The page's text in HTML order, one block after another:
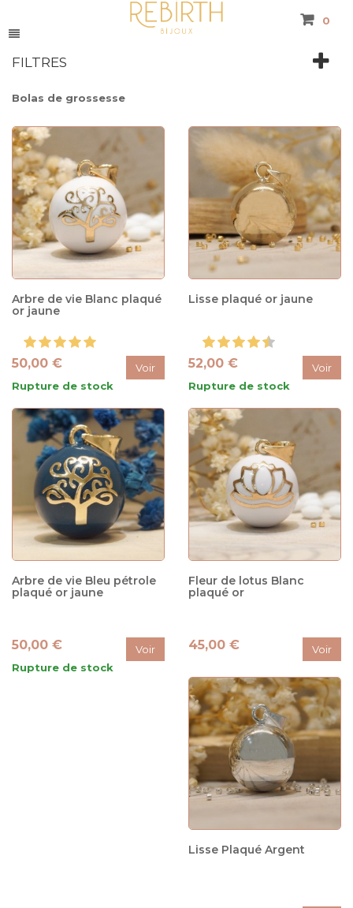
0
FILTRES
Bolas de grossesse
Arbre de vie Blanc plaqué
or jaune
50,00 €
Voir
Rupture de stock
Lisse plaqué or jaune
52,00 €
Voir
Rupture de stock
Arbre de vie Bleu pétrole
plaqué or jaune
50,00 €
Voir
Rupture de stock
Fleur de lotus Blanc
plaqué or
45,00 € Voir
Lisse Plaqué Argent